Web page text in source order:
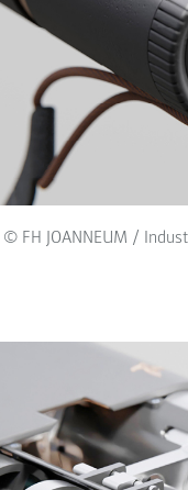
FH JOANNEUM /